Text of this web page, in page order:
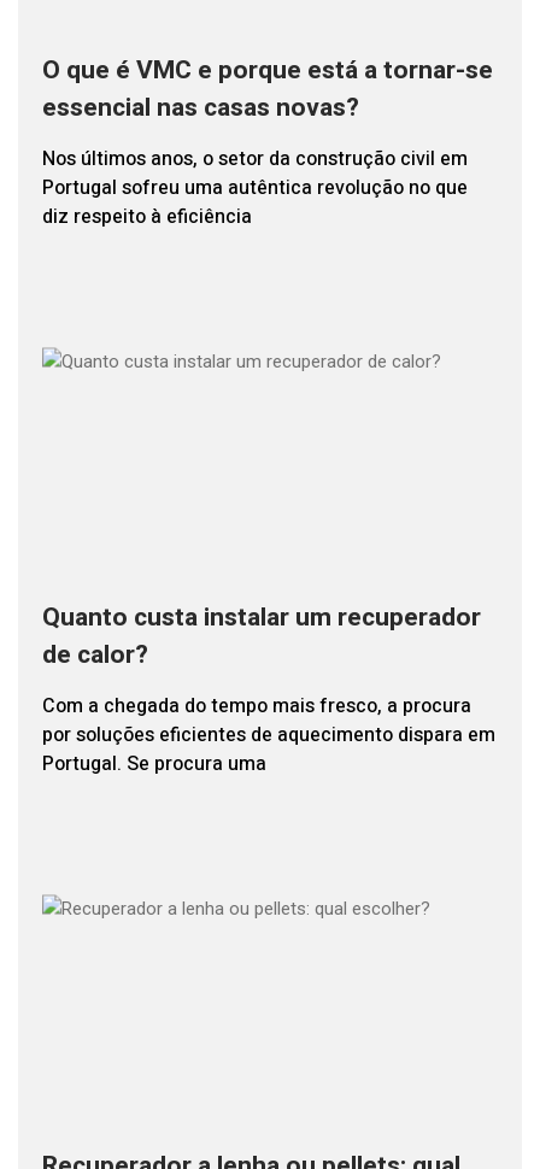
O que é VMC e porque está a tornar-se
essencial nas casas novas?
Nos últimos anos, o setor da construção civil em
Portugal sofreu uma autêntica revolução no que
diz respeito à eficiência
Quanto custa instalar um recuperador
de calor?
Com a chegada do tempo mais fresco, a procura
por soluções eficientes de aquecimento dispara em
Portugal. Se procura uma